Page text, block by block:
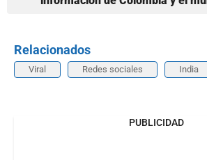
Relacionados
Viral Redes sociales India
PUBLICIDAD